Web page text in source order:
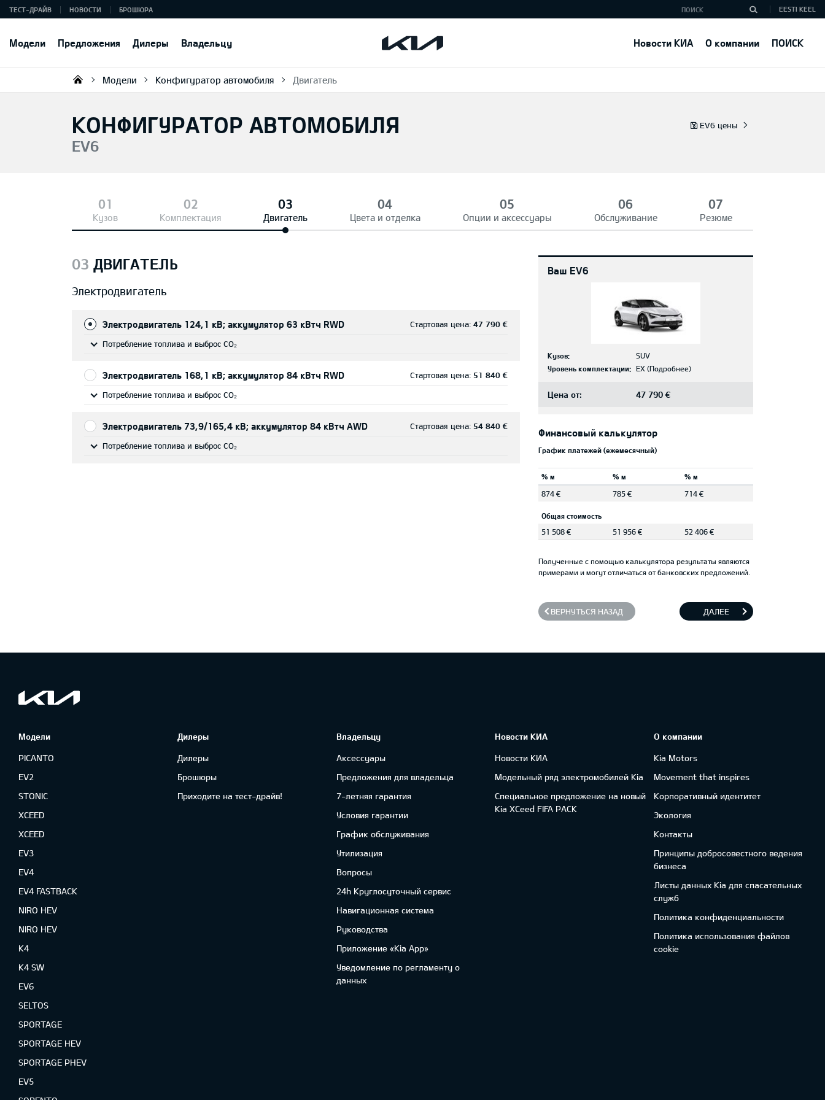
Модели Предложения Дилеры Владельцу Новости КИА О компании ПОИСК
ТЕСТ-ДРАЙВ НОВОСТИ БРОШЮРА EESTI KEEL
KIA AUTO AS
Модели Конфигуратор автомобиля Двигатель
EV6 цены
КОНФИГУРАТОР АВТОМОБИЛЯ
EV6
Кузов Комплектация Двигатель Цвета и отделка Опции и аксессуары Обслуживание Резюме
03 ДВИГАТЕЛЬ
Электродвигатель
Стартовая цена: 47 790 €
Электродвигатель 124,1 кВ; aккумулятор 63 кВтч RWD
Потребление топлива и выброс CO₂
Стартовая цена: 51 840 €
Электродвигатель 168,1 кВ; aккумулятор 84 кВтч RWD
Потребление топлива и выброс CO₂
Стартовая цена: 54 840 €
Электродвигатель 73,9/165,4 кВ; aккумулятор 84 кВтч AWD
Потребление топлива и выброс CO₂
Ваш EV6
Кузов:
SUV
Уровень комплектации: EX (Подробнее)
Цена от: 47 790 €
Финансовый калькулятор
График платежей (ежемесячный)
% м % м
% м
874 €
785 € 714 €
Общая стоимость
51 508 €
51 956 € 52 406 €
Полученные с помощью калькулятора результаты являются
примерами и могут отличаться от банковских предложений.
ВЕРНУТЬСЯ НАЗАД ДАЛЕЕ
Модели
PICANTO
EV2
STONIC
XCEED
XCEED
EV3
EV4
EV4 FASTBACK
NIRO HEV
NIRO HEV
K4
K4 SW
EV6
SELTOS
SPORTAGE
SPORTAGE HEV
SPORTAGE PHEV
EV5
Дилеры
Дилеры
Брошюры
Приходите на тест-драйв!
Владельцу
Аксессуары
Предложения для владельца
7-летняя гарантия
Условия гарантии
График обслуживания
Утилизация
Вопросы
24h Круглосуточный сервис
Навигационная система
Руководства
Приложение «Kia App»
Уведомление по регламенту о
данных
Новости КИА
Новости КИА
Модельный ряд электромобилей Kia
Специальное предложение на новый
Kia XCeed FIFA PACK
О компании
Kia Motors
Movement that inspires
Корпоративный идентитет
Экология
Контакты
Принципы добросовестного ведения
бизнеса
Листы данных Kia для спасательных
служб
Политика конфиденциальности
Политика использования файлов
cookie